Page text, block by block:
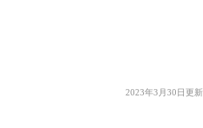
2023年3月30日更新